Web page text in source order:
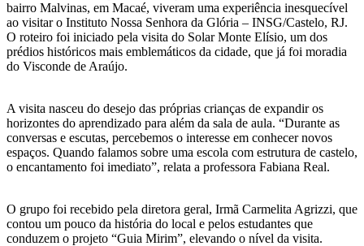
bairro Malvinas, em Macaé, viveram uma experiência inesquecível
ao visitar o Instituto Nossa Senhora da Glória – INSG/Castelo, RJ.
O roteiro foi iniciado pela visita do Solar Monte Elísio, um dos
prédios históricos mais emblemáticos da cidade, que já foi moradia
do Visconde de Araújo.
A visita nasceu do desejo das próprias crianças de expandir os
horizontes do aprendizado para além da sala de aula. “Durante as
conversas e escutas, percebemos o interesse em conhecer novos
espaços. Quando falamos sobre uma escola com estrutura de castelo,
o encantamento foi imediato”, relata a professora Fabiana Real.
O grupo foi recebido pela diretora geral, Irmã Carmelita Agrizzi, que
contou um pouco da história do local e pelos estudantes que
conduzem o projeto “Guia Mirim”, elevando o nível da visita.